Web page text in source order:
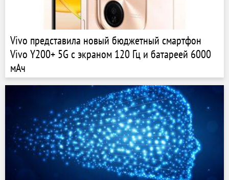
Vivo представила новый бюджетный смартфон
Vivo Y200+ 5G с экраном 120 Гц и батареей 6000
мАч